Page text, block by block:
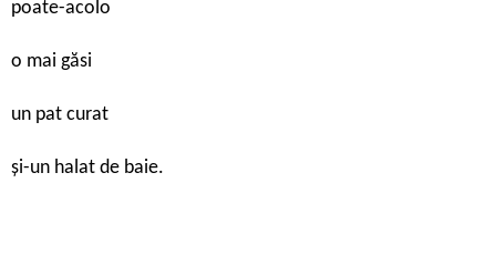
poate-acolo
o mai găsi
un pat curat
și-un halat de baie.